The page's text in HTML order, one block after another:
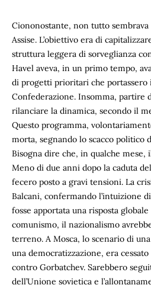
Ciononostante, non tutto sembrava
Assise. L’obiettivo era di
struttura leggera di sorveglianza
Havel aveva, in un primo tempo,
di progetti prioritari che portassero
Confederazione. Insomma, partire
rilanciare la dinamica, secondo il
Questo programma,
morta, segnando lo scacco politico
Bisogna dire che, in qualche mese,
Meno di due anni dopo la caduta
fecero posto a gravi tensioni. La
Balcani, confermando l’intuizione
fosse apportata una risposta
comunismo, il nazionalismo
terreno. A Mosca, lo scenario di
una democratizzazione, era
contro Gorbatchev. Sarebbero
dell’Unione sovietica e